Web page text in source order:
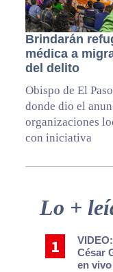
Brindarán
médica a
del delito
Obispo de El
donde dio el
organizaciones
con iniciativa
Primary
Lo +
César
en